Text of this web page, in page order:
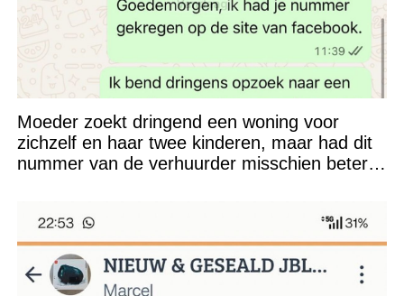
Moeder zoekt dringend een woning voor
zichzelf en haar twee kinderen, maar had dit
nummer van de verhuurder misschien beter